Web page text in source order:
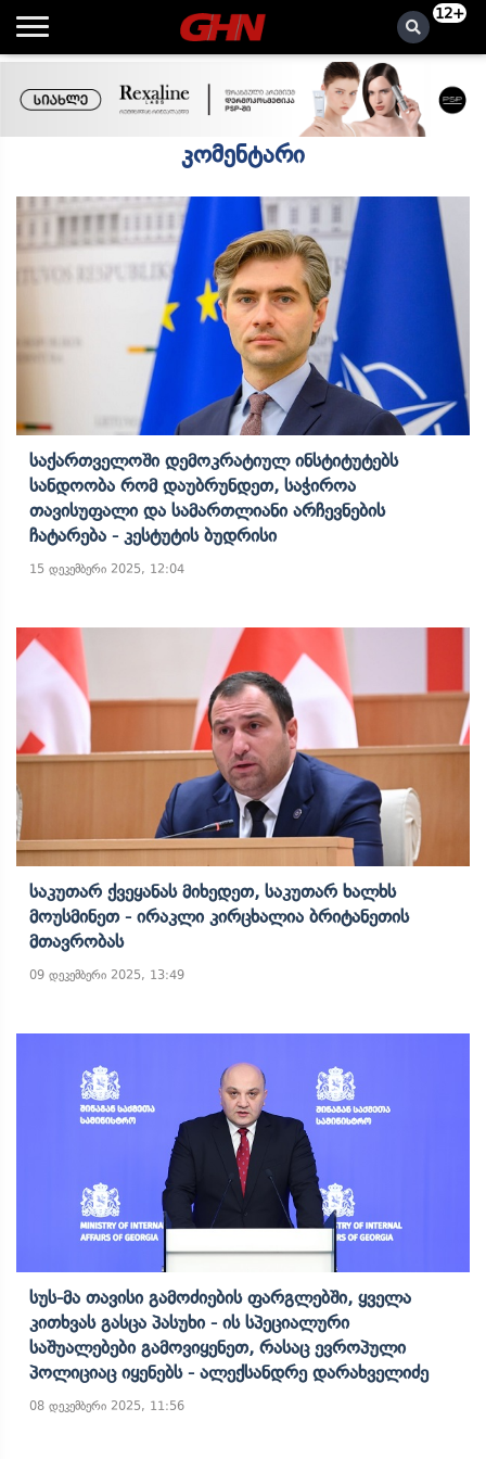
12+
კომენტარი
Საქართველოში Დემოკრატიულ Ინსტიტუტებს
Სანდოობა Რომ Დაუბრუნდეთ, Საჭიროა
Თავისუფალი Და Სამართლიანი Არჩევნების
Ჩატარება - Კესტუტის Ბუდრისი
15 დეკემბერი 2025, 12:04
Საკუთარ Ქვეყანას Მიხედეთ, Საკუთარ Ხალხს
Მოუსმინეთ - Ირაკლი Კირცხალია Ბრიტანეთის
Მთავრობას
09 დეკემბერი 2025, 13:49
Სუს-Მა Თავისი Გამოძიების Ფარგლებში, Ყველა
Კითხვას Გასცა Პასუხი - Ის Სპეციალური
Საშუალებები Გამოვიყენეთ, Რასაც Ევროპული
Პოლიციაც Იყენებს - Ალექსანდრე Დარახველიძე
08 დეკემბერი 2025, 11:56